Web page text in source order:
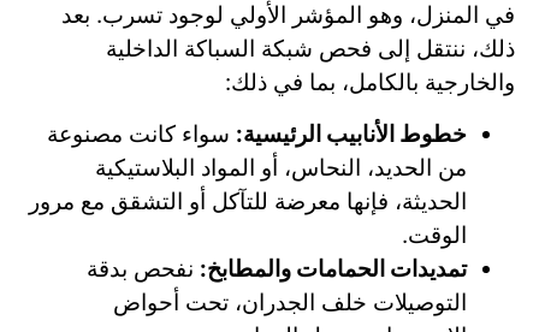
في المنزل، وهو المؤشر الأولي لوجود تسرب. بعد
ذلك، ننتقل إلى فحص شبكة السباكة الداخلية
والخارجية بالكامل، بما في ذلك:
خطوط الأنابيب الرئيسية: سواء كانت مصنوعة
من الحديد، النحاس، أو المواد البلاستيكية
الحديثة، فإنها معرضة للتآكل أو التشقق مع مرور
الوقت.
تمديدات الحمامات والمطابخ: نفحص بدقة
التوصيلات خلف الجدران، تحت أحواض